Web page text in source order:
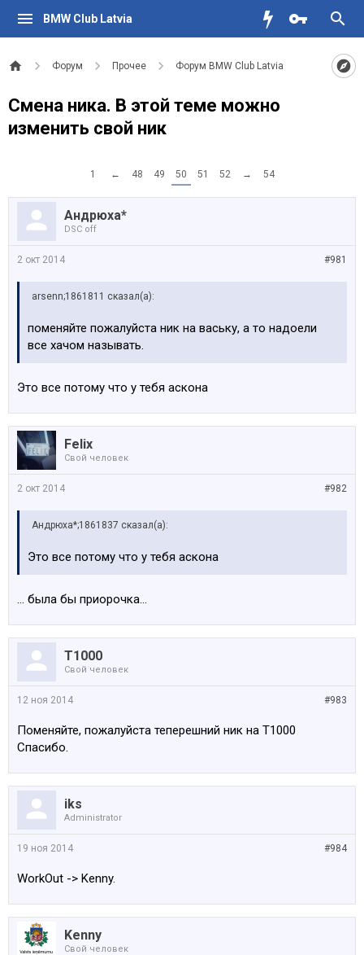
BMW Club Latvia
Форум Прочее Форум BMW Club Latvia
Смена ника. В этой теме можно
изменить свой ник
1 ← 48 49 50 51 52 → 54
Андрюха*
DSC off
#981
2 окт 2014
arsenn;1861811 сказал(а):
поменяйте пожалуйста ник на ваську, а то надоели
все хачом называть.
Это все потому что у тебя аскона
Felix
Свой человек
#982
2 окт 2014
Андрюха*;1861837 сказал(а):
Это все потому что у тебя аскона
... была бы приорочка...
Т1000
Свой человек
#983
12 ноя 2014
Поменяйте, пожалуйста теперешний ник на Т1000
Спасибо.
iks
Administrator
#984
19 ноя 2014
WorkOut -> Kenny.
Kenny
Свой человек